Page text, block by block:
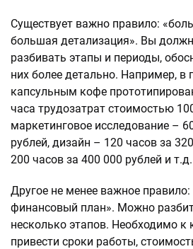
Существует важно правило:
большая детализация». Вы
разбивать этапы и периоды,
них более детально. Например, в
капсульным кофе
часа трудозатрат стоимостью
маркетинговое исследование –
рублей, дизайн – 120 часов за
200 часов за 400 000 рублей и т.д.
Другое не менее важное
финансовый план». Можно
несколько этапов. Необходимо к
привести сроки работы,